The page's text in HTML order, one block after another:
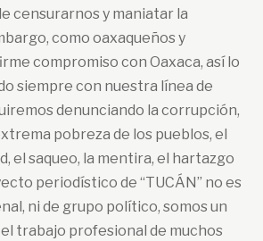
censurarnos y maniatar la
como oaxaqueños y
compromiso con Oaxaca, así lo
siempre con nuestra línea de
denunciando la corrupción,
pobreza de los pueblos, el
el saqueo, la mentira, el hartazgo
periodístico de “TUCÁN” no es
ni de grupo político, somos un
trabajo profesional de muchos